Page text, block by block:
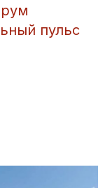
пульс